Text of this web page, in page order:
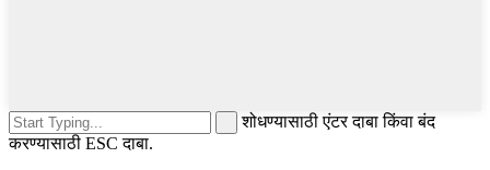
शोधण्यासाठी एंटर दाबा किंवा बंद
करण्यासाठी ESC दाबा.